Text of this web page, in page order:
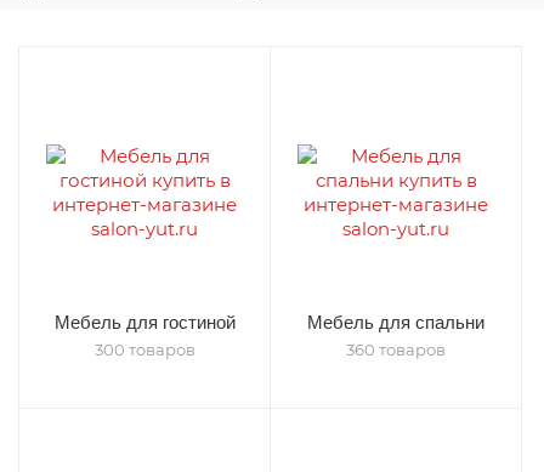
Мебель для гостиной
300 товаров
Мебель для спальни
360 товаров